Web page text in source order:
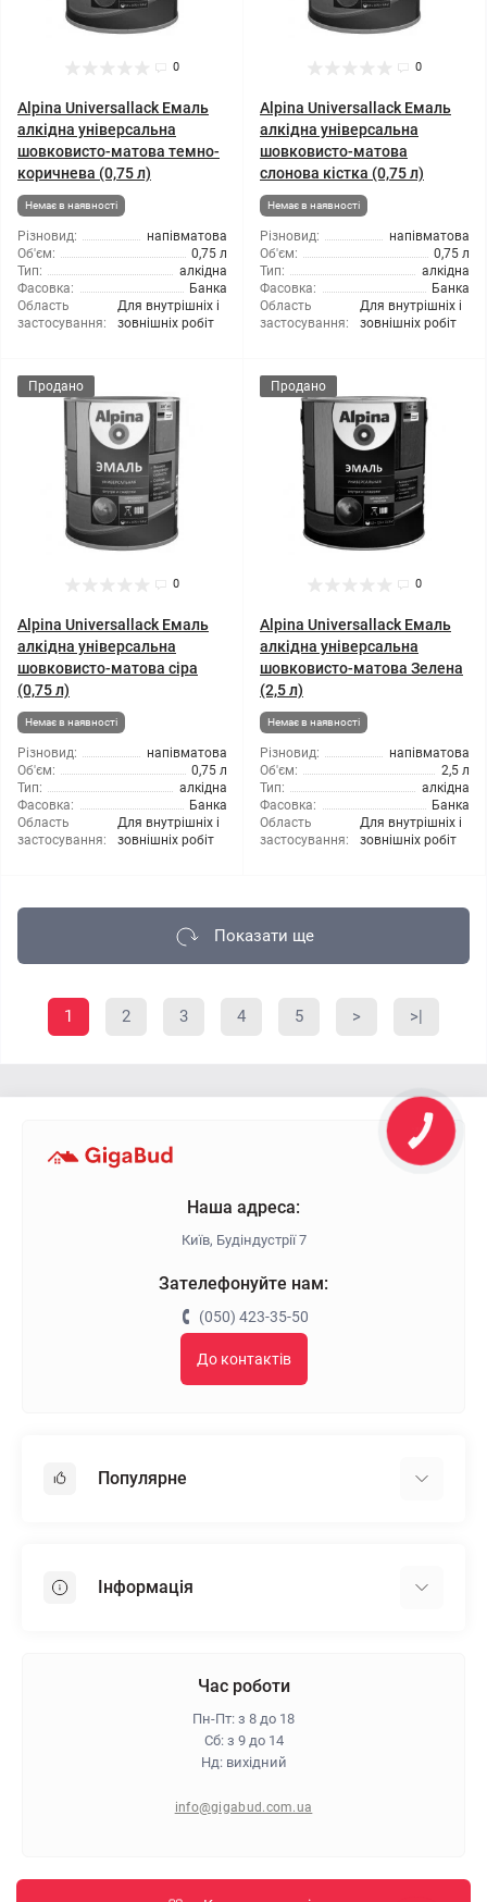
0
Alpina Universallack Емаль
алкідна універсальна
шовковисто-матова темно-
коричнева (0,75 л)
Немає в наявності
Різновид:
напівматова
Об'єм:
0,75 л
Тип:
алкідна
Фасовка:
Банка
Область
застосування:
Для внутрішніх і
зовнішніх робіт
0
Alpina Universallack Емаль
алкідна універсальна
шовковисто-матова
слонова кістка (0,75 л)
Немає в наявності
Різновид:
напівматова
Об'єм:
0,75 л
Тип:
алкідна
Фасовка:
Банка
Область
застосування:
Для внутрішніх і
зовнішніх робіт
Продано
0
Alpina Universallack Емаль
алкідна універсальна
шовковисто-матова сіра
(0,75 л)
Немає в наявності
Різновид:
напівматова
Об'єм:
0,75 л
Тип:
алкідна
Фасовка:
Банка
Область
застосування:
Для внутрішніх і
зовнішніх робіт
Продано
0
Alpina Universallack Емаль
алкідна універсальна
шовковисто-матова Зелена
(2,5 л)
Немає в наявності
Різновид:
напівматова
Об'єм:
2,5 л
Тип:
алкідна
Фасовка:
Банка
Область
застосування:
Для внутрішніх і
зовнішніх робіт
Показати ще
1 2 3 4 5 > >|
Наша адреса:
Київ, Будіндустрії 7
Зателефонуйте нам:
(050) 423-35-50
До контактів
Популярне
Пінопласт
Інформація
Гарантія та повернення
Політика конфіденційності
Час роботи
Пн-Пт: з 8 до 18
Сб: з 9 до 14
Нд: вихідний
info@gigabud.com.ua